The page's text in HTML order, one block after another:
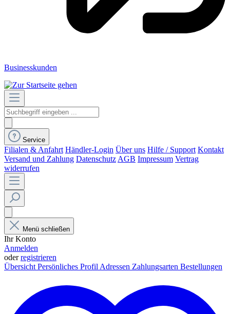
Businesskunden
Service
Filialen & Anfahrt Händler-Login Über uns Hilfe / Support Kontakt
Versand und Zahlung Datenschutz AGB Impressum Vertrag
widerrufen
Menü schließen
Ihr Konto
Anmelden
oderregistrieren
Übersicht Persönliches Profil Adressen Zahlungsarten Bestellungen